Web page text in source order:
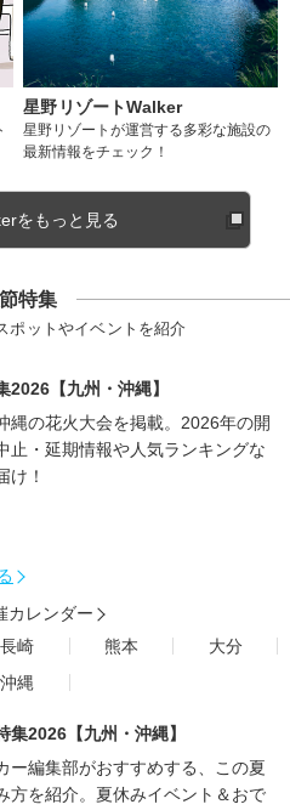
星野リゾートWalker
星野リゾートが運営する多彩な施設の
最新情報をチェック！
をもっと見る
特集
ポットやイベントを紹介
2026【九州・沖縄】
縄の花火大会を掲載。2026年の開
止・延期情報や人気ランキングな
け！
カレンダー
長崎 熊本
大分
沖縄
集2026【九州・沖縄】
ー編集部がおすすめする、この夏
方を紹介。夏休みイベント＆おで